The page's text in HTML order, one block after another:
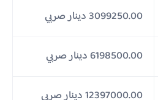
3099250.00 دينار صربي
6198500.00 دينار صربي
12397000.00 دينار صربي